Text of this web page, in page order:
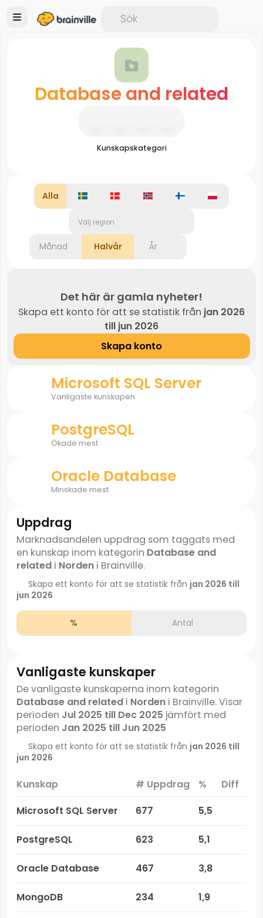
Database and related
Kunskapskategori
Alla
Välj region
Månad Halvår År
Det här är gamla nyheter!
Skapa ett konto för att se statistik från jan 2026
till jun 2026
Skapa konto
Microsoft SQL Server
Vanligaste kunskapen
PostgreSQL
Ökade mest
Oracle Database
Minskade mest
Uppdrag
Marknadsandelen uppdrag som taggats med
en kunskap inom kategorin Database and
relatedi Nordeni Brainville.
Skapa ett konto för att se statistik från jan 2026 till
jun 2026
% Antal
Vanligaste kunskaper
De vanligaste kunskaperna inom kategorin
Database and relatedi Nordeni Brainville. Visar
perioden Jul 2025 till Dec 2025 jämfört med
perioden Jan 2025 till Jun 2025
Skapa ett konto för att se statistik från jan 2026 till
jun 2026
Kunskap # Uppdrag %
Diff
Microsoft SQL Server
677 5,5
PostgreSQL 623 5,1
Oracle Database 467 3,8
MongoDB 234 1,9